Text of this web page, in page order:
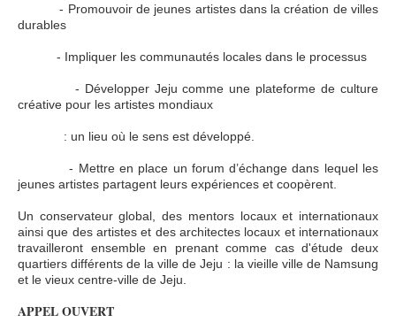
- Promouvoir de jeunes artistes dans la création de villes
durables
- Impliquer les communautés locales dans le processus
- Développer Jeju comme une plateforme de culture
créative pour les artistes mondiaux
: un lieu où le sens est développé.
- Mettre en place un forum d’échange dans lequel les
jeunes artistes partagent leurs expériences et coopèrent.
Un conservateur global, des mentors locaux et internationaux
ainsi que des artistes et des architectes locaux et internationaux
travailleront ensemble en prenant comme cas d'étude deux
quartiers différents de la ville de Jeju : la vieille ville de Namsung
et le vieux centre-ville de Jeju.
APPEL OUVERT